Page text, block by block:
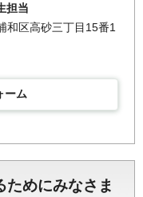
担当
和区高砂三丁目15番1
ーム
ためにみなさま